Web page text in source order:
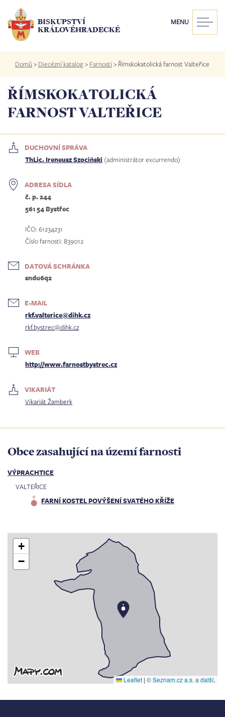
hlavnímu
obsahu
BISKUPSTVÍ
KRÁLOVÉHRADECKÉ
MENU
Drobečková
navigace
Domů > Diecézní katalog> Farnosti > Římskokatolická farnost Valteřice
ŘÍMSKOKATOLICKÁ
FARNOST VALTEŘICE
DUCHOVNÍ SPRÁVA
ThLic. Ireneusz Szociński (administrátor excurrendo)
ADRESA SÍDLA
č. p. 244
561 54 Bystřec
IČO: 61234231
Číslo farnosti: 839012
DATOVÁ SCHRÁNKA
sndu6q2
E-MAIL
rkf.valterice@dihk.cz
rkf.bystrec@dihk.cz
WEB
http://www.farnostbystrec.cz
VIKARIÁT
Vikariát Žamberk
Obce zasahující na území farnosti
VÝPRACHTICE
VALTEŘICE
FARNÍ KOSTEL POVÝŠENÍ SVATÉHO KŘÍŽE
+
−
Leaflet | © Seznam.cz a.s. a další,